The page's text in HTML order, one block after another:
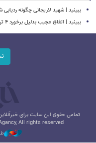
ببینید | شهید لاریجانی چگونه ردیابی
ببینید | اتفاق عجیب بدلیل برخورد ۴ تن آهن آمریکایی به کره ماه
تمامی حقوق این سایت برای
All rights reserved